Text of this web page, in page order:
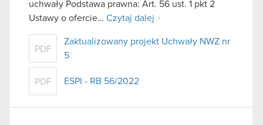
uchwały Podstawa prawna: Art. 56 ust. 1 pkt 2
Ustawy o ofercie… Czytaj dalej
PDF
Zaktualizowany projekt Uchwały NWZ nr
5
PDF ESPI - RB 56/2022